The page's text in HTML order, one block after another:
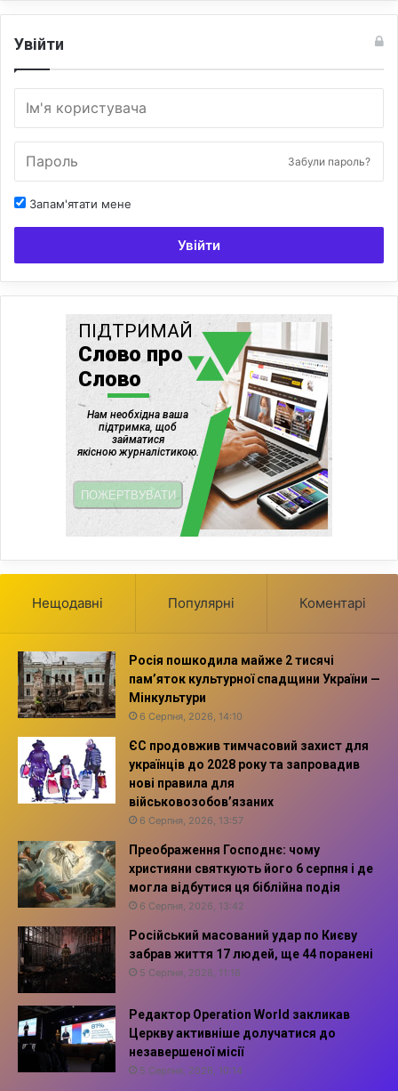
Увійти
Забули пароль?
Запам'ятати мене
Увійти
Нещодавні Популярні Коментарі
Росія пошкодила майже 2 тисячі
пам’яток культурної спадщини України —
Мінкультури
6 Серпня, 2026, 14:10
ЄС продовжив тимчасовий захист для
українців до 2028 року та запровадив
нові правила для
військовозобов’язаних
6 Серпня, 2026, 13:57
Преображення Господнє: чому
християни святкують його 6 серпня і де
могла відбутися ця біблійна подія
6 Серпня, 2026, 13:42
Російський масований удар по Києву
забрав життя 17 людей, ще 44 поранені
5 Серпня, 2026, 11:16
Редактор Operation World закликав
Церкву активніше долучатися до
незавершеної місії
5 Серпня, 2026, 10:14